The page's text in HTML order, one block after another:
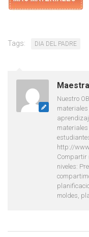
Tags: DIA DEL PADRE
Nuestro
materiales
http://
Compartir
niveles:
moldes,